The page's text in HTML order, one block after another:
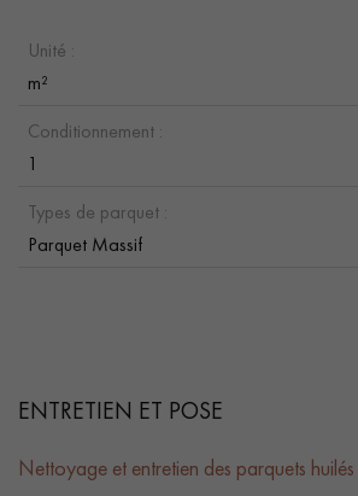
Unité :
m²
Conditionnement :
1
Types de parquet :
Parquet Massif
ENTRETIEN ET POSE
Nettoyage et entretien des parquets huilés